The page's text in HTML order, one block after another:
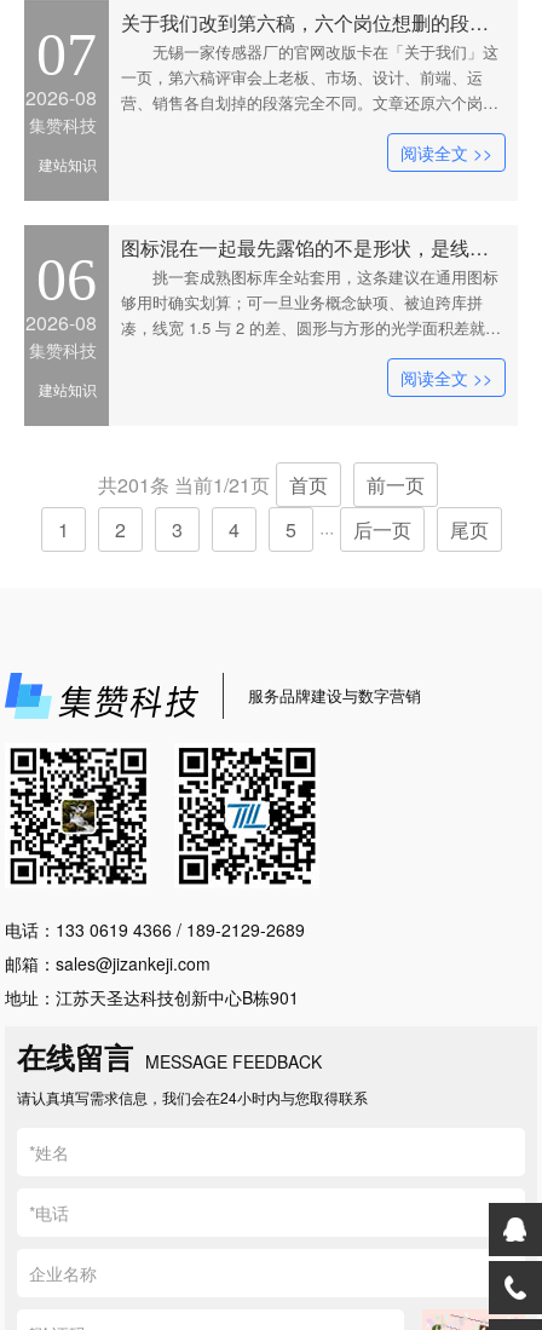
07
2026-08
集赞科技
建站知识
关于我们改到第六稿，六个岗位想删的段落各不相同
无锡一家传感器厂的官网改版卡在「关于我们」这
一页，第六稿评审会上老板、市场、设计、前端、运
营、销售各自划掉的段落完全不同。文章还原六个岗位
的真实诉求与互相打架的地方，并给出把这页拆成证据
层、叙事层、导流层的分工办法，附六个可后台编辑的
阅读全文 >>
06
2026-08
集赞科技
建站知识
图标混在一起最先露馅的不是形状，是线宽差的那半像素
挑一套成熟图标库全站套用，这条建议在通用图标
够用时确实划算；可一旦业务概念缺项、被迫跨库拼
凑，线宽 1.5 与 2 的差、圆形与方形的光学面积差就会
让页面散掉。文中给出六条可照抄的图标规则、用基本
形拼装业务图标的办法、上线前的灰度自查流程，以及
阅读全文 >>
共201条 当前1/21页 首页
前一页
1
2 3 4 5 ··· 后一页 尾页
服务品牌建设与数字营销
电话：133 0619 4366 / 189-2129-2689
邮箱：sales@jizankeji.com
地址：江苏天圣达科技创新中心B栋901
在线留言 MESSAGE FEEDBACK
请认真填写需求信息，我们会在24小时内与您取得联系